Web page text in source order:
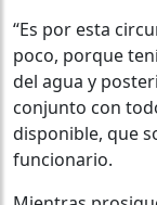
“Es por esta
poco, porque
del agua y
conjunto con
disponible, que
funcionario.